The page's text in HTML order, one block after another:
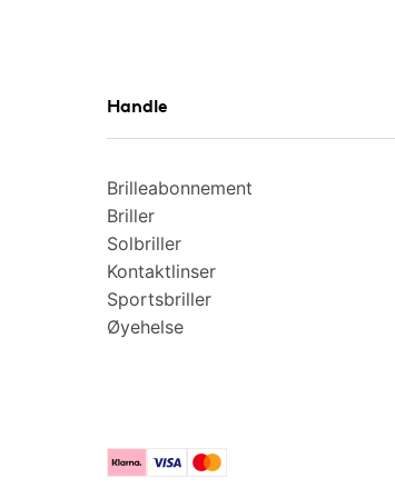
Handle
Brilleabonnement
Briller
Solbriller
Kontaktlinser
Sportsbriller
Øyehelse
KlarnaVisa Mastercard